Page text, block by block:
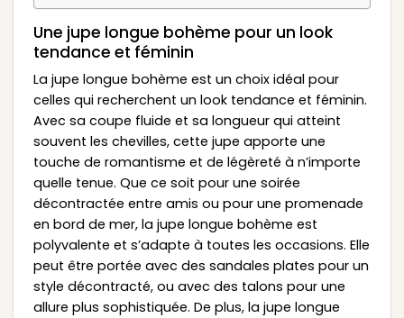
Une jupe longue bohème pour un look
tendance et féminin
La jupe longue bohème est un choix idéal pour
celles qui recherchent un look tendance et féminin.
Avec sa coupe fluide et sa longueur qui atteint
souvent les chevilles, cette jupe apporte une
touche de romantisme et de légèreté à n’importe
quelle tenue. Que ce soit pour une soirée
décontractée entre amis ou pour une promenade
en bord de mer, la jupe longue bohème est
polyvalente et s’adapte à toutes les occasions. Elle
peut être portée avec des sandales plates pour un
style décontracté, ou avec des talons pour une
allure plus sophistiquée. De plus, la jupe longue